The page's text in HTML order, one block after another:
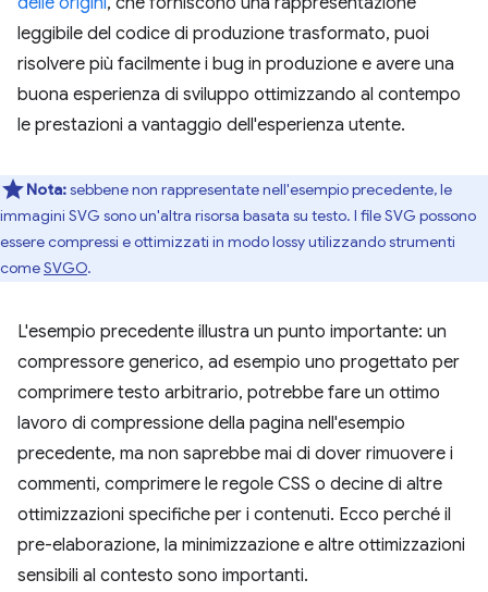
leggibile del codice di produzione trasformato, puoi
risolvere più facilmente i bug in produzione e avere una
buona esperienza di sviluppo ottimizzando al contempo
le prestazioni a vantaggio dell'esperienza utente.
Nota:sebbene non rappresentate nell'esempio precedente, le
immagini SVG sono un'altra risorsa basata su testo. I file SVG possono
essere compressi e ottimizzati in modo lossy utilizzando strumenti
comeSVGO.
L'esempio precedente illustra un punto importante: un
compressore generico, ad esempio uno progettato per
comprimere testo arbitrario, potrebbe fare un ottimo
lavoro di compressione della pagina nell'esempio
precedente, ma non saprebbe mai di dover rimuovere i
commenti, comprimere le regole CSS o decine di altre
ottimizzazioni specifiche per i contenuti. Ecco perché il
pre-elaborazione, la minimizzazione e altre ottimizzazioni
sensibili al contesto sono importanti.